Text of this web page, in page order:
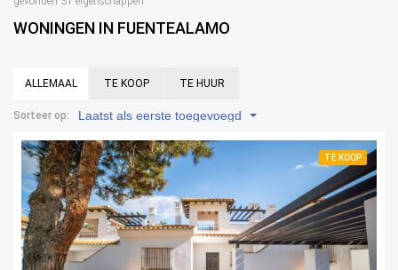
WONINGEN IN FUENTEALAMO
ALLEMAAL TE KOOP TE HUUR
Sorteer op: Laatst als eerste toegevoegd
TE KOOP